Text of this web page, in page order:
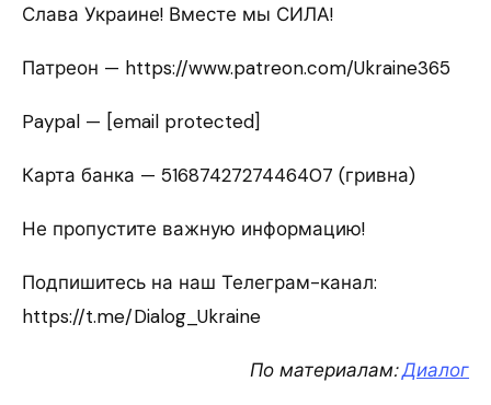
Слава Украине! Вместе мы СИЛА!
Патреон — https://www.patreon.com/Ukraine365
Paypal — [email protected]
Карта банка — 5168742727446407 (гривна)
Не пропустите важную информацию!
Подпишитесь на наш Телеграм-канал:
https://t.me/Dialog_Ukraine
По материалам:Диалог